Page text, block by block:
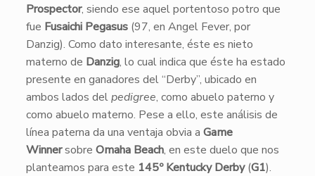
Prospector, siendo ese aquel portentoso potro que
fue Fusaichi Pegasus(97, en Angel Fever, por
Danzig). Como dato interesante, éste es nieto
materno de Danzig, lo cual indica que éste ha estado
presente en ganadores del “Derby”, ubicado en
ambos lados delpedigree, como abuelo paterno y
como abuelo materno. Pese a ello, este análisis de
línea paterna da una ventaja obvia a Game
Winnersobre Omaha Beach, en este duelo que nos
planteamos para este 145º Kentucky Derby(G1).